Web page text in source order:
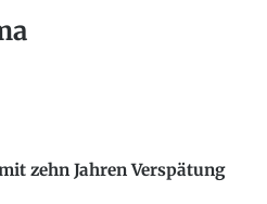
zehn Jahren Verspätung